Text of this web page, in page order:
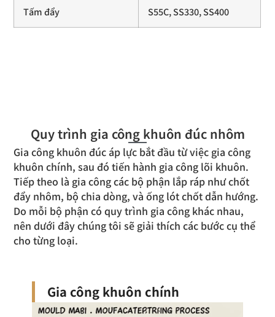
Tấm đẩy S55C, SS330, SS400
Quy trình gia công khuôn đúc nhôm
Gia công khuôn đúc áp lực bắt đầu từ việc gia công
khuôn chính, sau đó tiến hành gia công lõi khuôn.
Tiếp theo là gia công các bộ phận lắp ráp như chốt
đẩy nhôm, bộ chia dòng, và ống lót chốt dẫn hướng.
Do mỗi bộ phận có quy trình gia công khác nhau,
nên dưới đây chúng tôi sẽ giải thích các bước cụ thể
cho từng loại.
Gia công khuôn chính